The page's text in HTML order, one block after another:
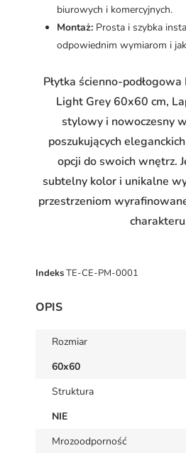
biurowych i komercyjnych.
Montaż: Prosta i szybka
odpowiednim wymiarom i
Płytka ścienno-
Light Grey 60x60 cm,
stylowy i nowoczesny
poszukujących
opcji do swoich wnętrz.
subtelny kolor i unikalne
przestrzeniom
IndeksTE-CE-PM-0001
OPIS
Rozmiar
60x60
Struktura
NIE
Mrozoodporność